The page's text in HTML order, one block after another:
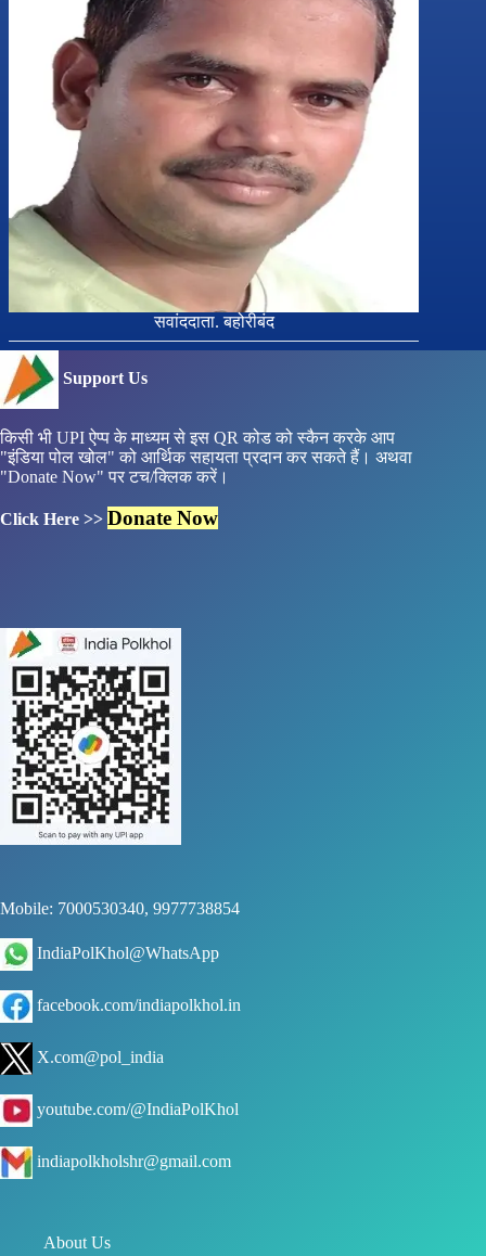
सवांददाता. बहोरीबंद
Support Us
किसी भी UPI ऐप्प के माध्यम से इस QR कोड को स्कैन करके आप
"इंडिया पोल खोल" को आर्थिक सहायता प्रदान कर सकते हैं। अथवा
"Donate Now" पर टच/क्लिक करें।
Click Here >> Donate Now
Mobile: 7000530340, 9977738854
IndiaPolKhol@WhatsApp
facebook.com/indiapolkhol.in
X.com@pol_india
youtube.com/@IndiaPolKhol
indiapolkholshr@gmail.com
About Us